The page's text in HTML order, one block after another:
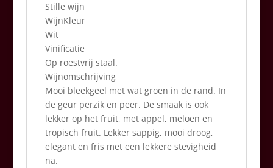
Stille wijn
WijnKleur
Wit
Vinificatie
Op roestvrij staal.
Wijnomschrijving
Mooi bleekgeel met wat groen in de rand. In
de geur perzik en peer. De smaak is ook
lekker op het fruit, met appel, meloen en
tropisch fruit. Lekker sappig, mooi droog,
elegant en fris met een lekkere stevigheid
na.